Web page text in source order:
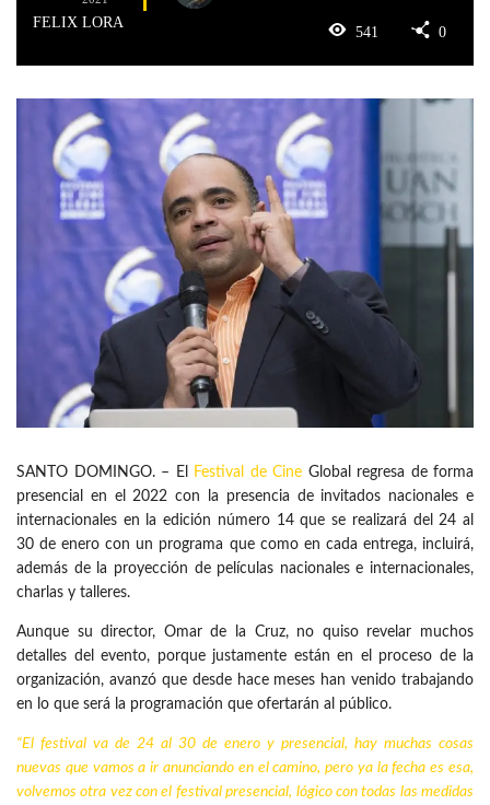
FELIX LORA
541 0
SANTO DOMINGO. – El Festival de Cine Global regresa de forma
presencial en el 2022 con la presencia de invitados nacionales e
internacionales en la edición número 14 que se realizará del 24 al
30 de enero con un programa que como en cada entrega, incluirá,
además de la proyección de películas nacionales e internacionales,
charlas y talleres.
Aunque su director, Omar de la Cruz, no quiso revelar muchos
detalles del evento, porque justamente están en el proceso de la
organización, avanzó que desde hace meses han venido trabajando
en lo que será la programación que ofertarán al público.
“El festival va de 24 al 30 de enero y presencial, hay muchas cosas
nuevas que vamos a ir anunciando en el camino, pero ya la fecha es esa,
volvemos otra vez con el festival presencial, lógico con todas las medidas